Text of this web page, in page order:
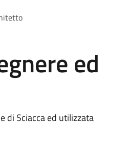
ed
di Sciacca ed utilizzata